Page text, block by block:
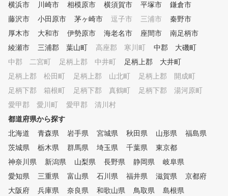
横浜市
川崎市 相模原市 横須賀市 平塚市
鎌倉市
藤沢市
小田原市 茅ヶ崎市 逗子市 三浦市
秦野市
厚木市
大和市 伊勢原市 海老名市 座間市
南足柄市
綾瀬市
三浦郡 葉山町 高座郡 寒川町
中郡 大磯町
中郡 二宮町
足柄上郡 中井町
足柄上郡 大井町
足柄上郡 松田町
足柄上郡 山北町
足柄上郡 開成町
足柄下郡 箱根町
足柄下郡 真鶴町
足柄下郡 湯河原町
愛甲郡 愛川町
愛甲郡 清川村
都道府県から探す
北海道
青森県 岩手県 宮城県 秋田県 山形県
福島県
茨城県
栃木県 群馬県 埼玉県 千葉県
東京都
神奈川県
新潟県 山梨県 長野県 静岡県
岐阜県
愛知県
三重県 富山県 石川県 福井県 滋賀県
京都府
大阪府
兵庫県 奈良県 和歌山県 鳥取県
島根県